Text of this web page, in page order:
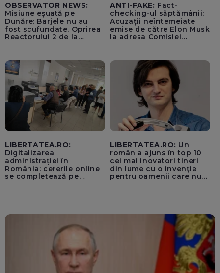
OBSERVATOR NEWS:
Misiune eșuată pe
Dunăre: Barjele nu au
fost scufundate. Oprirea
Reactorului 2 de la
ANTI-FAKE: Fact-
checking-ul săptămânii:
Acuzații neîntemeiate
emise de către Elon Musk
la adresa Comisiei
pentru instaurarea
„cenzurii” pe platforma X
LIBERTATEA.RO:
Digitalizarea
administrației în
România: cererile online
se completează pe
LIBERTATEA.RO: Un
român a ajuns în top 10
cei mai inovatori tineri
din lume cu o invenție
pentru oamenii care nu